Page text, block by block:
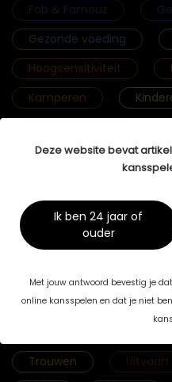
Deze website bevat
Ik ben 24 jaar of
ouder
Met jouw antwoord bevestig je
online kansspelen en dat je niet
Fab & Famouz
Gezonde voeding
Hoogsensitiviteit
Kamperen
Lichamelijke gezondheid
Meditatie
Mijn Verhaal
Selfcare
Trouwen
Uitvaart